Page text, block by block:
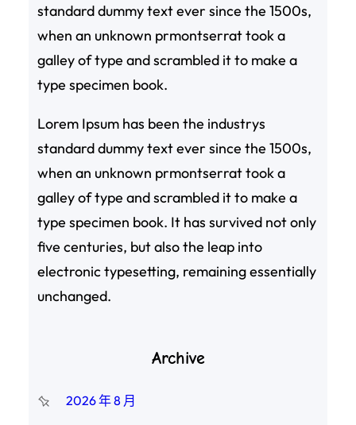
standard dummy text ever since the 1500s,
when an unknown prmontserrat took a
galley of type and scrambled it to make a
type specimen book.
Lorem Ipsum has been the industrys
standard dummy text ever since the 1500s,
when an unknown prmontserrat took a
galley of type and scrambled it to make a
type specimen book. It has survived not only
five centuries, but also the leap into
electronic typesetting, remaining essentially
unchanged.
Archive
2026 年 8 月